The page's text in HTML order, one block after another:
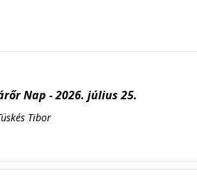
Nap - 2026. július 25.
Tibor